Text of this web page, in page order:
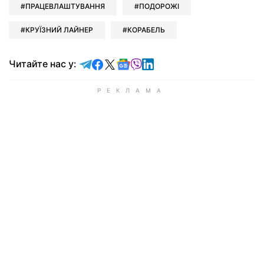
ПРАЦЕВЛАШТУВАННЯ ПОДОРОЖІ
КРУЇЗНИЙ ЛАЙНЕР КОРАБЕЛЬ
Читайте нас у: Читайте у Telegram
Читайте у Facebook
Читайте у X
Читайте у Google news
Читайте у Viber
Читайте у LinkedIn